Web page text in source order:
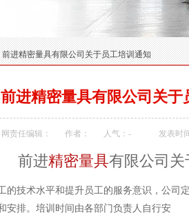
前进精密量具有限公司关于员工培训通知
前进精密量具有限公司关于
网责任编辑： 作者： 人气： - 发表时
前进精密量具有限公司关
技术水平和提升员工的服务意识，公司
安排。培训时间由各部门负责人自行安